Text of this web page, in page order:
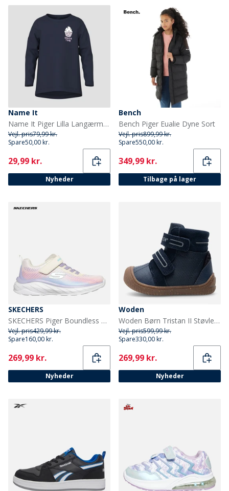
Name It
Name It Piger Lilla Langærmet Bluse Navy Blazer
Vejl. pris79,99 kr.
Spare50,00 kr.
Current
29,99 kr.
Nyheder
Bench
Bench Piger Eualie Dyne Sort
Vejl. pris899,99 kr.
Spare550,00 kr.
Current
349,99 kr.
Tilbage på lager
SKECHERS
SKECHERS Piger Boundless Farve Blitz Sneakers Natural
Vejl. pris429,99 kr.
Spare160,00 kr.
Current
269,99 kr.
Nyheder
Woden
Woden Børn Tristan II Støvler 010 Navy
Vejl. pris599,99 kr.
Spare330,00 kr.
Current
269,99 kr.
Nyheder